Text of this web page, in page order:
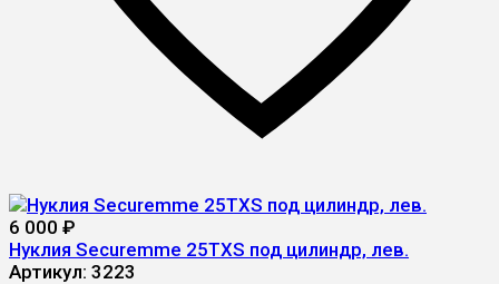
6 000 ₽
Нуклия Securemme 25TXS под цилиндр, лев.
Артикул: 3223